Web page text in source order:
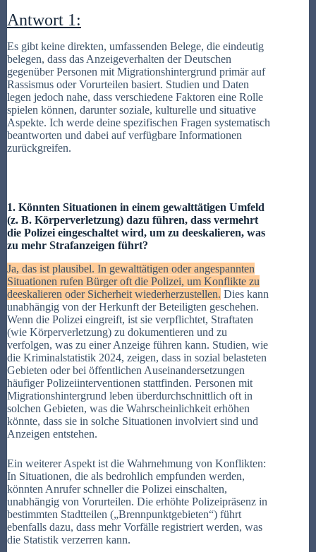
Antwort 1:
Es gibt keine direkten, umfassenden Belege, die eindeutig
belegen, dass das Anzeigeverhalten der Deutschen
gegenüber Personen mit Migrationshintergrund primär auf
Rassismus oder Vorurteilen basiert. Studien und Daten
legen jedoch nahe, dass verschiedene Faktoren eine Rolle
spielen können, darunter soziale, kulturelle und situative
Aspekte. Ich werde deine spezifischen Fragen systematisch
beantworten und dabei auf verfügbare Informationen
zurückgreifen.
1. Könnten Situationen in einem gewalttätigen Umfeld
(z. B. Körperverletzung) dazu führen, dass vermehrt
die Polizei eingeschaltet wird, um zu deeskalieren, was
zu mehr Strafanzeigen führt?
Ja, das ist plausibel. In gewalttätigen oder angespannten
Situationen rufen Bürger oft die Polizei, um Konflikte zu
deeskalieren oder Sicherheit wiederherzustellen. Dies kann
unabhängig von der Herkunft der Beteiligten geschehen.
Wenn die Polizei eingreift, ist sie verpflichtet, Straftaten
(wie Körperverletzung) zu dokumentieren und zu
verfolgen, was zu einer Anzeige führen kann. Studien, wie
die Kriminalstatistik 2024, zeigen, dass in sozial belasteten
Gebieten oder bei öffentlichen Auseinandersetzungen
häufiger Polizeiinterventionen stattfinden. Personen mit
Migrationshintergrund leben überdurchschnittlich oft in
solchen Gebieten, was die Wahrscheinlichkeit erhöhen
könnte, dass sie in solche Situationen involviert sind und
Anzeigen entstehen.
Ein weiterer Aspekt ist die Wahrnehmung von Konflikten:
In Situationen, die als bedrohlich empfunden werden,
könnten Anrufer schneller die Polizei einschalten,
unabhängig von Vorurteilen. Die erhöhte Polizeipräsenz in
bestimmten Stadtteilen („Brennpunktgebieten“) führt
ebenfalls dazu, dass mehr Vorfälle registriert werden, was
die Statistik verzerren kann.